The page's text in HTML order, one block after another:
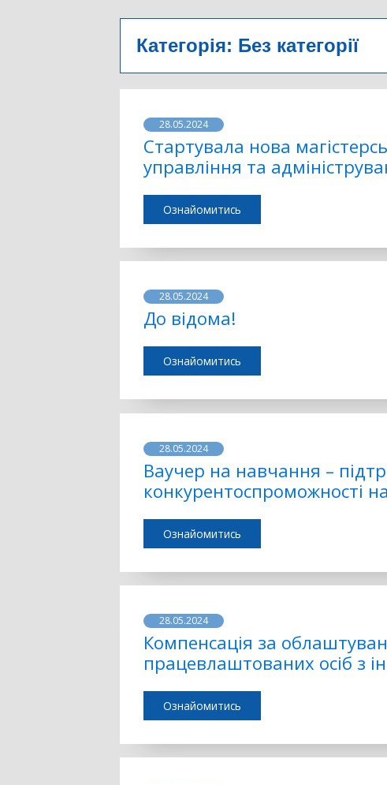
Категорія: Без категорії
28.05.2024
Стартувала нова
управління та
Ознайомитись
28.05.2024
До відома!
Ознайомитись
28.05.2024
Ваучер на навчання –
конкурентоспроможності
Ознайомитись
28.05.2024
Компенсація за
працевлаштованих осіб з
Ознайомитись